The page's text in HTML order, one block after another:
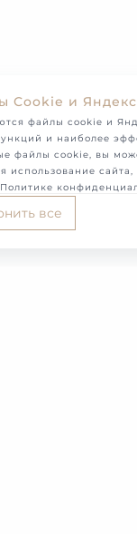
Cookie и
файлы cookie и
и наиболее
файлы cookie, вы
использование
Политике
все